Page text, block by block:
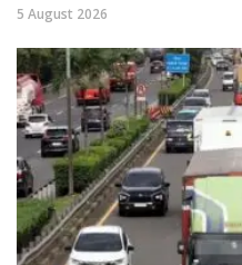
5 August 2026